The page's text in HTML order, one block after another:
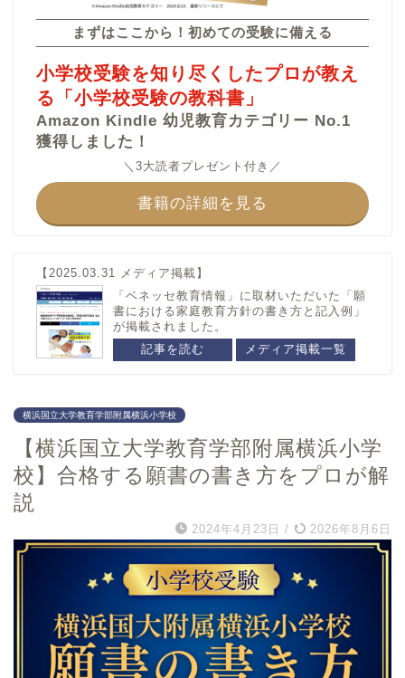
まずはここから！初めての受験に備える
小学校受験を知り尽くしたプロが教え
る「小学校受験の教科書」
Amazon Kindle 幼児教育カテゴリー No.1
獲得しました！
＼3大読者プレゼント付き／
書籍の詳細を見る
【2025.03.31 メディア掲載】
「ベネッセ教育情報」に取材いただいた「願
書における家庭教育方針の書き方と記入例」
が掲載されました。
記事を読む
メディア掲載一覧
横浜国立大学教育学部附属横浜小学校
【横浜国立大学教育学部附属横浜小学
校】合格する願書の書き方をプロが解
説
2024年4月23日 / 2026年8月6日
カテゴリー
埼玉県
さとえ学園小学校
星野学園小学校
西武学園文理小学校
開智小学校(総合部)
埼玉大学教育学部附属小
学校
茨城県
つくば国際大学東風小学
校
江戸川学園取手小学校
兵庫県
関西学院初等部
仁川学院小学校
甲南小学校
甲子園学院小学校
百合学院小学校
神戸海星女子学院小学校
雲雀丘学園小学校
須磨浦小学校
高羽六甲アイランド小学
ウカル子教材
言語
記憶
図形
奈良県
奈良女子大学附属小学校
奈良教育大学附属小学校
和歌山県
うつほの杜学園小学校
和歌山大学教育学部附属